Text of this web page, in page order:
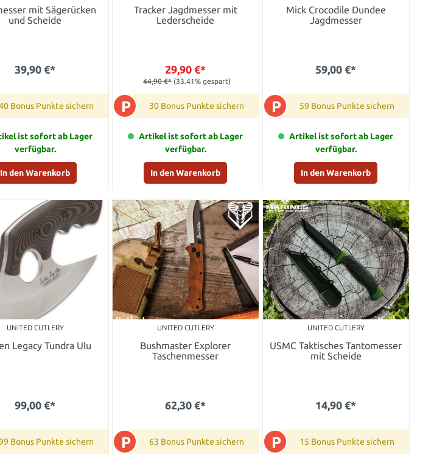
mit Sägerücken
und Scheide
39,90 €*
Bonus Punkte sichern
ist sofort ab Lager
verfügbar.
In den Warenkorb
Tracker Jagdmesser mit
Lederscheide
29,90 €*
44,90 €* (33.41% gespart)
P 30 Bonus Punkte sichern
Artikel ist sofort ab Lager
verfügbar.
In den Warenkorb
Mick Crocodile Dundee
Jagdmesser
59,00 €*
P 59 Bonus Punkte sichern
Artikel ist sofort ab Lager
verfügbar.
In den Warenkorb
UNITED CUTLERY
Legacy Tundra Ulu
99,00 €*
Bonus Punkte sichern
UNITED CUTLERY
Bushmaster Explorer
Taschenmesser
62,30 €*
P 63 Bonus Punkte sichern
UNITED CUTLERY
USMC Taktisches Tantomesser
mit Scheide
14,90 €*
P 15 Bonus Punkte sichern